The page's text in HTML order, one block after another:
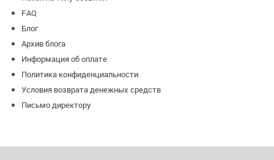
FAQ
Блог
Архив блога
Информация об оплате
Политика конфиденциальности
Условия возврата денежных средств
Письмо директору